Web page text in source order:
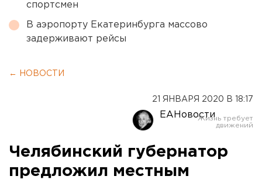
спортсмен
В аэропорту Екатеринбурга массово
задерживают рейсы
← НОВОСТИ
21 ЯНВАРЯ 2020 В 18:17
ЕАНовости
Челябинский губернатор
предложил местным